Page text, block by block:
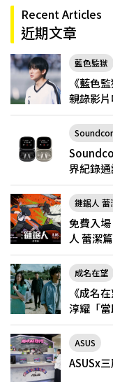
Recent Articles
近期文章
藍色監獄
《藍色
親錄影片
界紀錄
鏈鋸人 蕾
免費入
人 蕾潔
限定登場
成名在望
《成名
淳耀「
ASUS
ASUSx